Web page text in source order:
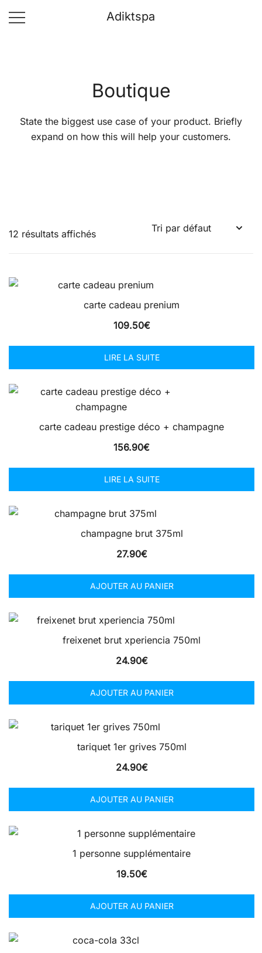
Adiktspa
Boutique
State the biggest use case of your product. Briefly
expand on how this will help your customers.
12 résultats affichés
carte cadeau prenium
109.50€
LIRE LA SUITE
carte cadeau prestige déco + champagne
156.90€
LIRE LA SUITE
champagne brut 375ml
27.90€
AJOUTER AU PANIER
freixenet brut xperiencia 750ml
24.90€
AJOUTER AU PANIER
tariquet 1er grives 750ml
24.90€
AJOUTER AU PANIER
1 personne supplémentaire
19.50€
AJOUTER AU PANIER